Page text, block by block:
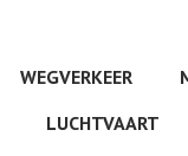
WEGVERKEER
LUCHTVAART